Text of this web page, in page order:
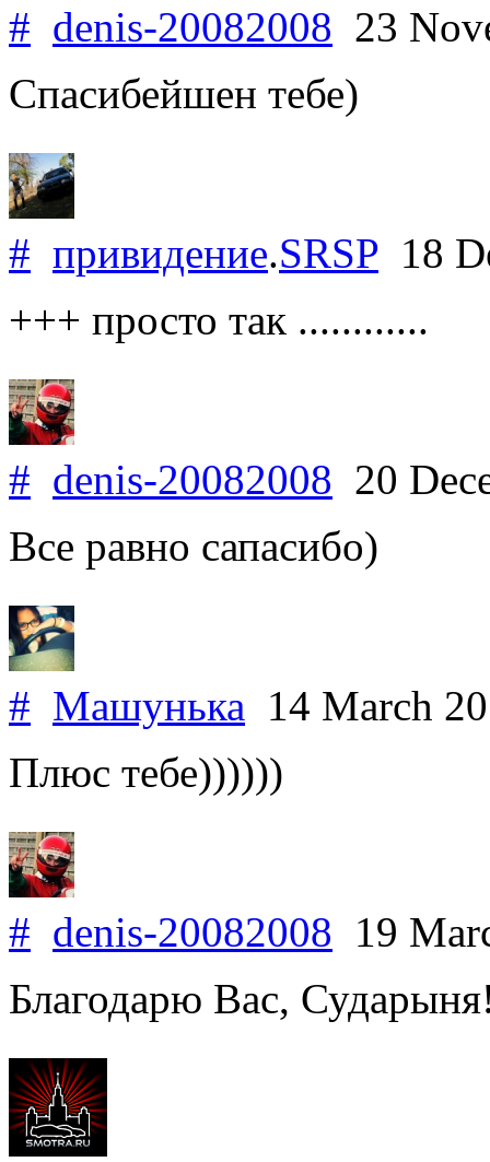
# denis-20082008 23
Спасибейшен тебе)
# привидение.SRSP 18
+++ просто так ............
# denis-20082008 20
Все равно сапасибо)
# Машунька 14 March
Плюс тебе))))))
# denis-20082008 19
Благодарю Вас,